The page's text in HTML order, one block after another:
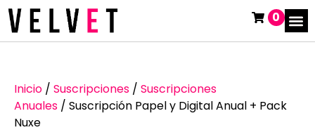
0
Inicio / Suscripciones / Suscripciones
Anuales / Suscripción Papel y Digital Anual + Pack
Nuxe